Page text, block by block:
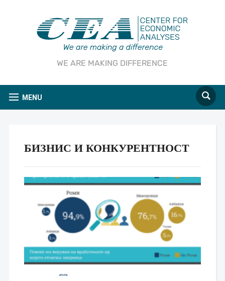
WE ARE MAKING DIFFERENCE
MENU
БИЗНИС И КОНКУРЕНТНОСТ